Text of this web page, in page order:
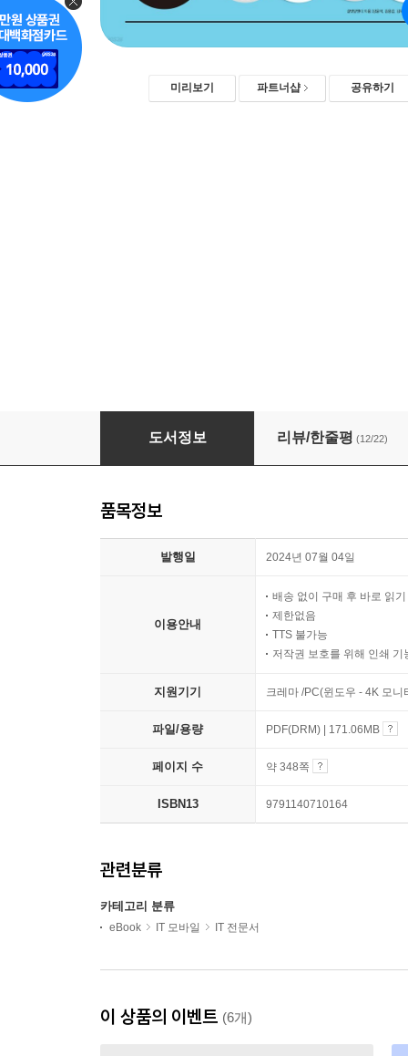
미리보기 파트너샵 공유하기
2025 시나공 컴퓨터활용능력 1급 필기 총정리
도서정보 리뷰/한줄평 (12/22)
품목정보
발행일 2024년 07월 04일
이용안내
배송 없이 구매 후 바로 읽기
제한없음
TTS 불가능
저작권 보호를 위해 인쇄 기
지원기기 크레마 /PC(윈도우 - 4K 모
파일/용량 PDF(DRM) | 171.06MB
페이지 수 약 348쪽
ISBN13 9791140710164
관련분류
카테고리 분류
eBook IT 모바일 IT 전문서
이 상품의 이벤트 (6개)